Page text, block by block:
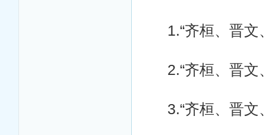
1.“齐桓、晋文
2.“齐桓、晋文
3.“齐桓、晋文